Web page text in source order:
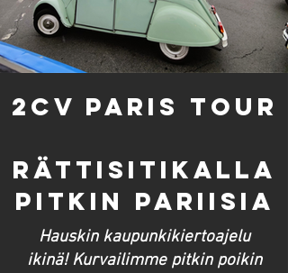
2CV Paris Tour
rättisitikalla
pitkin pariisia
Hauskin kaupunkikiertoajelu
ikinä! Kurvailimme pitkin poikin